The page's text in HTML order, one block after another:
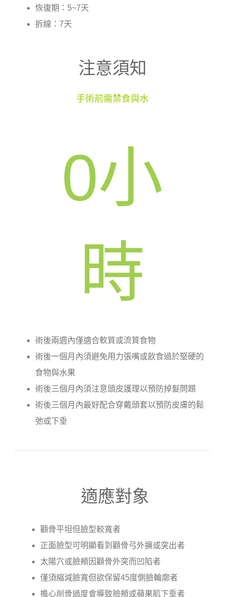
恢復期：5~7天
拆線：7天
注意須知
手術前需禁食與水
0小
時
術後兩週內僅適合軟質或流質食物
術後一個月內須避免用力張嘴或飲食過於堅硬的
食物與水果
術後三個月內須注意頭皮護理以預防掉髮問題
術後三個月內最好配合穿戴頭套以預防皮膚的鬆
弛或下垂
適應對象
顴骨平坦但臉型較寬者
正面臉型可明顯看到顴骨弓外擴或突出者
太陽穴或臉頰因顴骨外突而凹陷者
僅須縮減臉寬但欲保留45度側臉輪廓者
擔心削骨過度會導致臉頰或蘋果肌下垂者